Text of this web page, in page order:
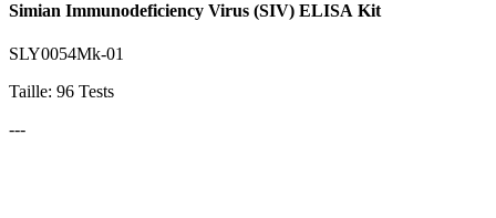
Simian Immunodeficiency Virus (SIV) ELISA Kit
SLY0054Mk-01
Taille: 96 Tests
---